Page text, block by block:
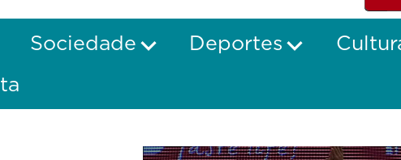
Sociedade Deportes